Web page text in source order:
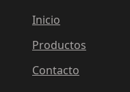
Inicio
Productos
Contacto